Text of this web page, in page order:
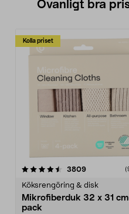
Ovanligt bra
Kolla priset
3809recensioner
Köksrengöring & disk
Mikrofiberduk 32 x 31
pack
4.0av 5 stjärnor